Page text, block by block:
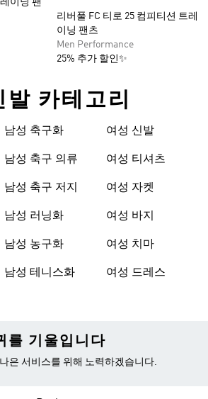
이닝 팬
리버풀 FC 티로 25 컴피티션 트레
이닝 팬츠
Men Performance
25% 추가 할인✨
카테고리
남성 축구화
남성 축구 의류
남성 축구 저지
남성 러닝화
남성 농구화
남성 테니스화
여성 신발
여성 티셔츠
여성 자켓
여성 바지
여성 치마
여성 드레스
를 기울입니다
은 서비스를 위해 노력하겠습니다.